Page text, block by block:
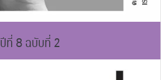
ปีที่ 8 ฉบับที่ 2